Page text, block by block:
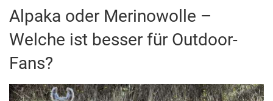
Alpaka oder Merinowolle –
Welche ist besser für Outdoor-
Fans?